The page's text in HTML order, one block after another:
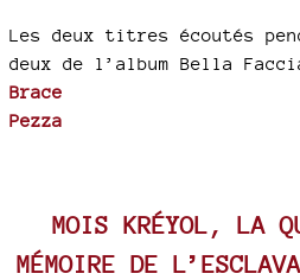
Les deux titres écoutés
deux de l’album Bella
Brace
Pezza
MOIS KRÉYOL, LA
MÉMOIRE DE